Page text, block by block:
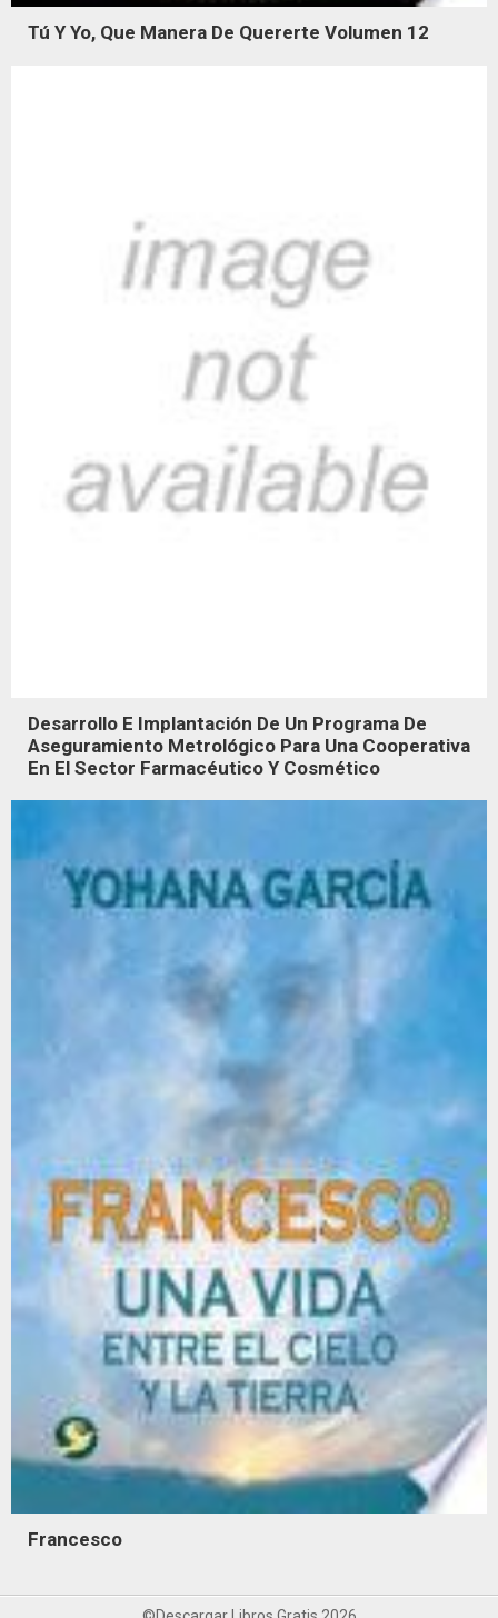
Tú Y Yo, Que Manera De Quererte Volumen 12
Desarrollo E Implantación De Un Programa De
Aseguramiento Metrológico Para Una Cooperativa
En El Sector Farmacéutico Y Cosmético
Francesco